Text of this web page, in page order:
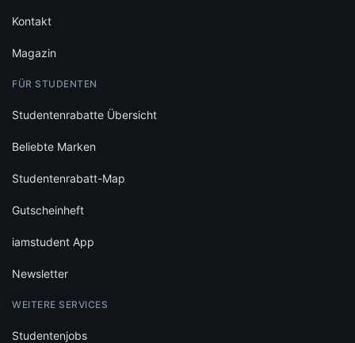
Kontakt
Magazin
FÜR STUDENTEN
Studentenrabatte Übersicht
Beliebte Marken
Studentenrabatt-Map
Gutscheinheft
iamstudent App
Newsletter
WEITERE SERVICES
Studentenjobs